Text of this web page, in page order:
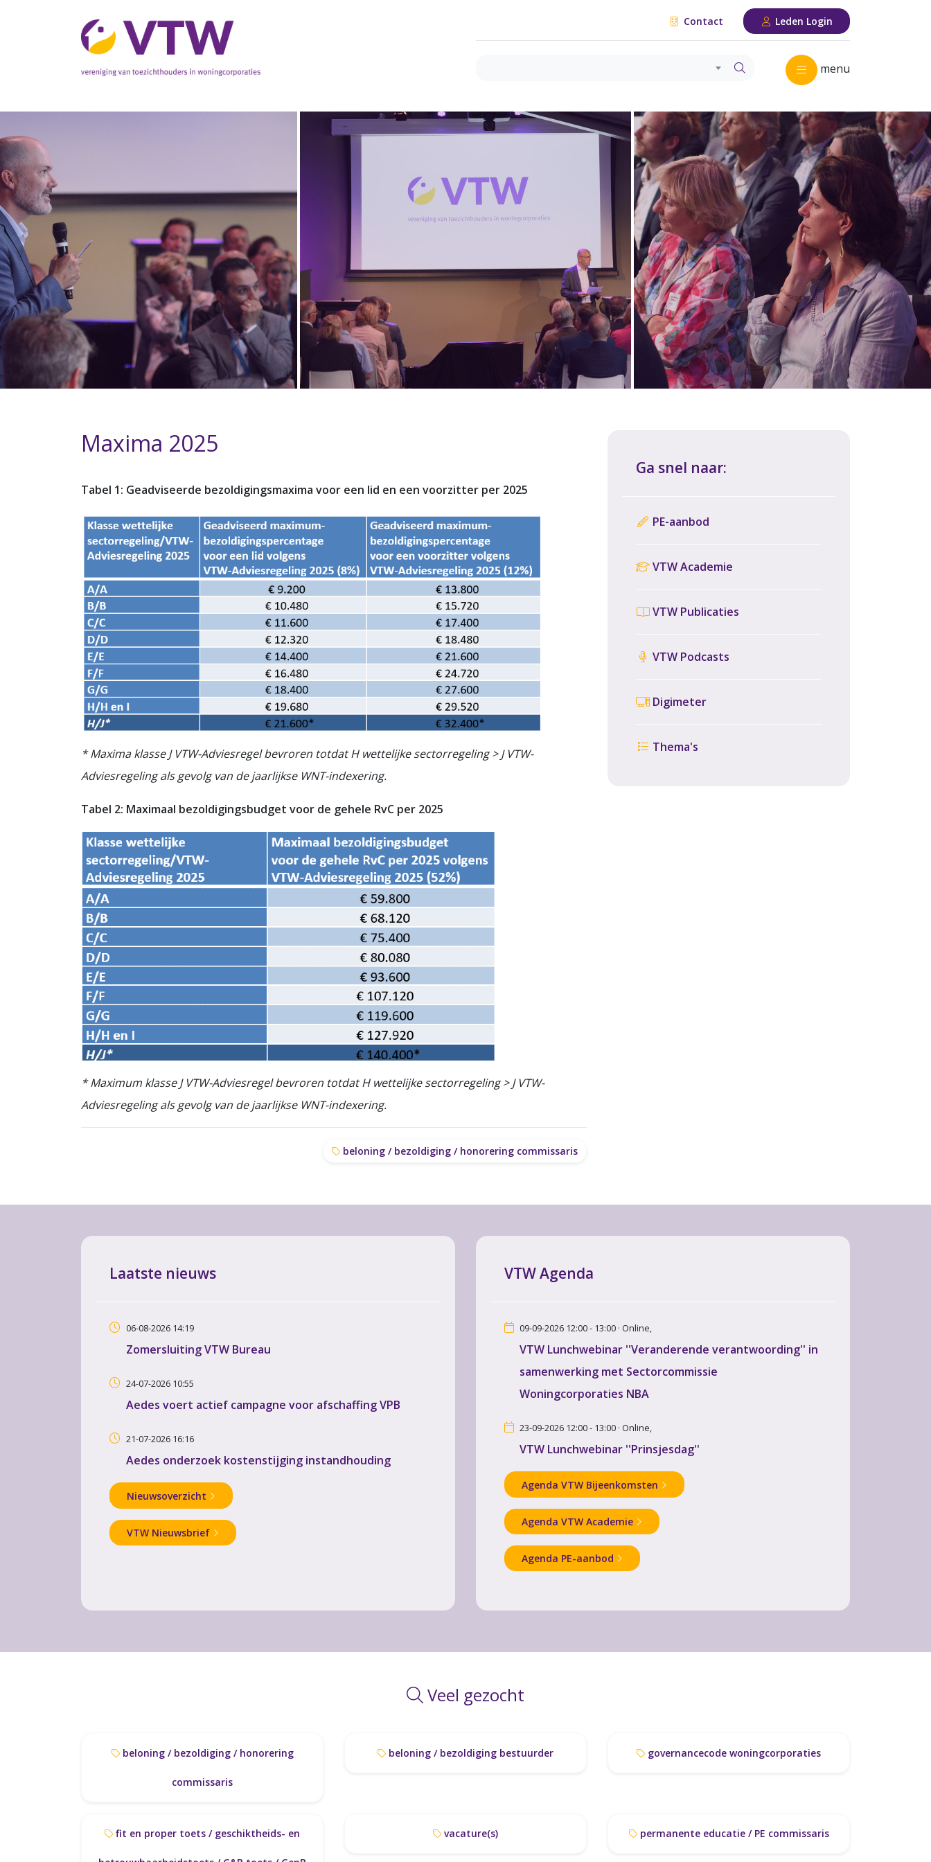
Contact Leden Login
menu
Maxima 2025
Tabel 1: Geadviseerde bezoldigingsmaxima voor een lid en een voorzitter per 2025
* Maxima klasse J VTW-Adviesregel bevroren totdat H wettelijke sectorregeling > J VTW-
Adviesregeling als gevolg van de jaarlijkse WNT-indexering.
Tabel 2: Maximaal bezoldigingsbudget voor de gehele RvC per 2025
* Maximum klasse J VTW-Adviesregel bevroren totdat H wettelijke sectorregeling > J VTW-
Adviesregeling als gevolg van de jaarlijkse WNT-indexering.
beloning / bezoldiging / honorering commissaris
Ga snel naar:
PE-aanbod
VTW Academie
VTW Publicaties
VTW Podcasts
Digimeter
Thema's
Laatste nieuws
06-08-2026 14:19
Zomersluiting VTW Bureau
24-07-2026 10:55
Aedes voert actief campagne voor afschaffing VPB
21-07-2026 16:16
Aedes onderzoek kostenstijging instandhouding
Nieuwsoverzicht
VTW Nieuwsbrief
VTW Agenda
09-09-2026 12:00 - 13:00 · Online,
VTW Lunchwebinar ''Veranderende verantwoording'' in
samenwerking met Sectorcommissie
Woningcorporaties NBA
23-09-2026 12:00 - 13:00 · Online,
VTW Lunchwebinar ''Prinsjesdag''
Agenda VTW Bijeenkomsten
Agenda VTW Academie
Agenda PE-aanbod
Veel gezocht
beloning / bezoldiging / honorering
commissaris
beloning / bezoldiging bestuurder governancecode woningcorporaties
vacature(s) permanente educatie / PE commissaris